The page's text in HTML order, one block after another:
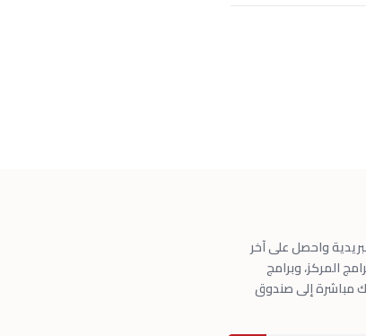
واحصل على آخر
المركز، وبرامج
مباشرة إلى صندوق